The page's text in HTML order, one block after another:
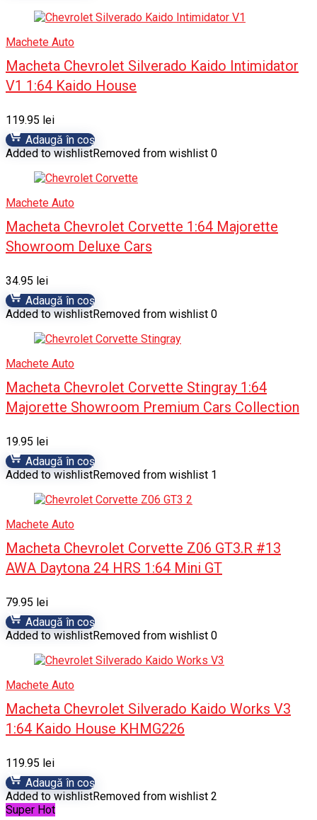
Machete Auto
Macheta Chevrolet Silverado Kaido Intimidator
V1 1:64 Kaido House
119.95 lei
Adaugă în coș
Added to wishlistRemoved from wishlist 0
Machete Auto
Macheta Chevrolet Corvette 1:64 Majorette
Showroom Deluxe Cars
34.95 lei
Adaugă în coș
Added to wishlistRemoved from wishlist 0
Machete Auto
Macheta Chevrolet Corvette Stingray 1:64
Majorette Showroom Premium Cars Collection
19.95 lei
Adaugă în coș
Added to wishlistRemoved from wishlist 1
Machete Auto
Macheta Chevrolet Corvette Z06 GT3.R #13
AWA Daytona 24 HRS 1:64 Mini GT
79.95 lei
Adaugă în coș
Added to wishlistRemoved from wishlist 0
Machete Auto
Macheta Chevrolet Silverado Kaido Works V3
1:64 Kaido House KHMG226
119.95 lei
Adaugă în coș
Added to wishlistRemoved from wishlist 2
Super Hot